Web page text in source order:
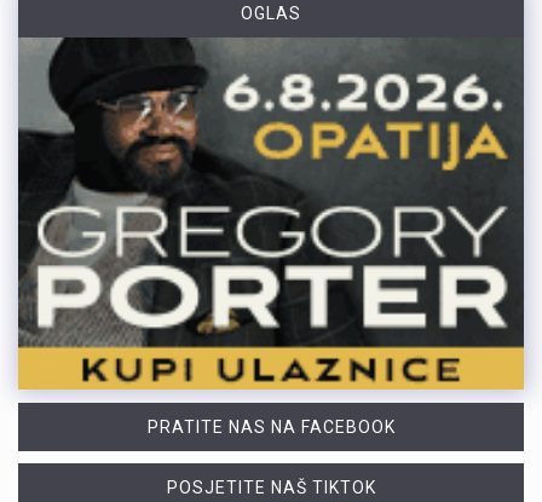
OGLAS
PRATITE NAS NA FACEBOOK
POSJETITE NAŠ TIKTOK